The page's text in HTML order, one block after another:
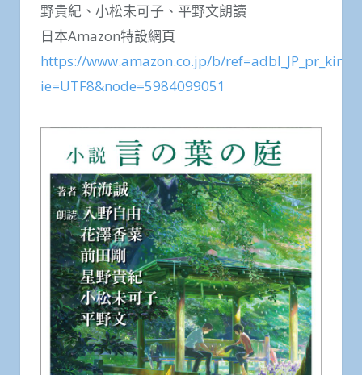
野貴紀、小松未可子、平野文朗讀
日本Amazon特設網頁
https://www.amazon.co.jp/b/
ie=UTF8&node=5984099051